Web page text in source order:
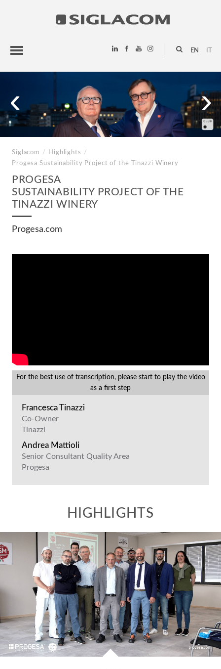
EN
PROJECTS
SIGLACOM
‹ ›
Siglacom / Highlights
/
Progesa Sustainability Project of the Tinazzi Winery
PROGESA
SUSTAINABILITY PROJECT OF THE
TINAZZI WINERY
Progesa.com
For the best use of transcription, please start to play the video
as a first step
Francesca Tinazzi
Co-Owner
Tinazzi
Andrea Mattioli
Senior Consultant Quality Area
Progesa